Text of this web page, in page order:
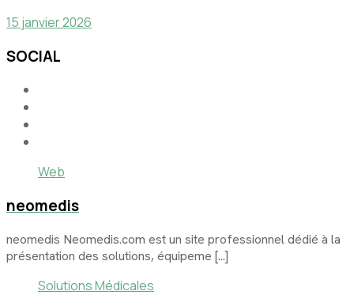
15 janvier 2026
SOCIAL
Web
neomedis
neomedis Neomedis.com est un site professionnel dédié à la
présentation des solutions, équipeme [...]
Solutions Médicales